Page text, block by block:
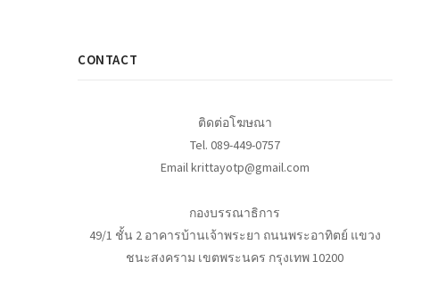
CONTACT
ติดต่อโฆษณา
Tel. 089-449-0757
Email krittayotp@gmail.com
กองบรรณาธิการ
49/1 ชั้น 2 อาคารบ้านเจ้าพระยา ถนนพระอาทิตย์ แขวง
ชนะสงคราม เขตพระนคร กรุงเทพ 10200